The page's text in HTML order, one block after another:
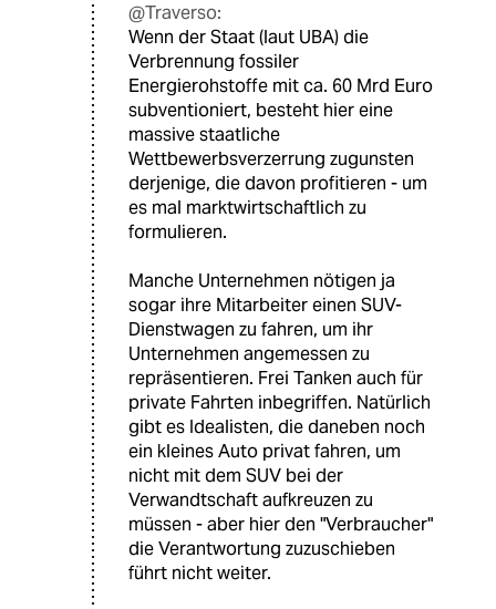
@Traverso:
Wenn der Staat (laut UBA) die
Verbrennung fossiler
Energierohstoffe mit ca. 60 Mrd Euro
subventioniert, besteht hier eine
massive staatliche
Wettbewerbsverzerrung zugunsten
derjenige, die davon profitieren - um
es mal marktwirtschaftlich zu
formulieren.
Manche Unternehmen nötigen ja
sogar ihre Mitarbeiter einen SUV-
Dienstwagen zu fahren, um ihr
Unternehmen angemessen zu
repräsentieren. Frei Tanken auch für
private Fahrten inbegriffen. Natürlich
gibt es Idealisten, die daneben noch
ein kleines Auto privat fahren, um
nicht mit dem SUV bei der
Verwandtschaft aufkreuzen zu
müssen - aber hier den "Verbraucher"
die Verantwortung zuzuschieben
führt nicht weiter.